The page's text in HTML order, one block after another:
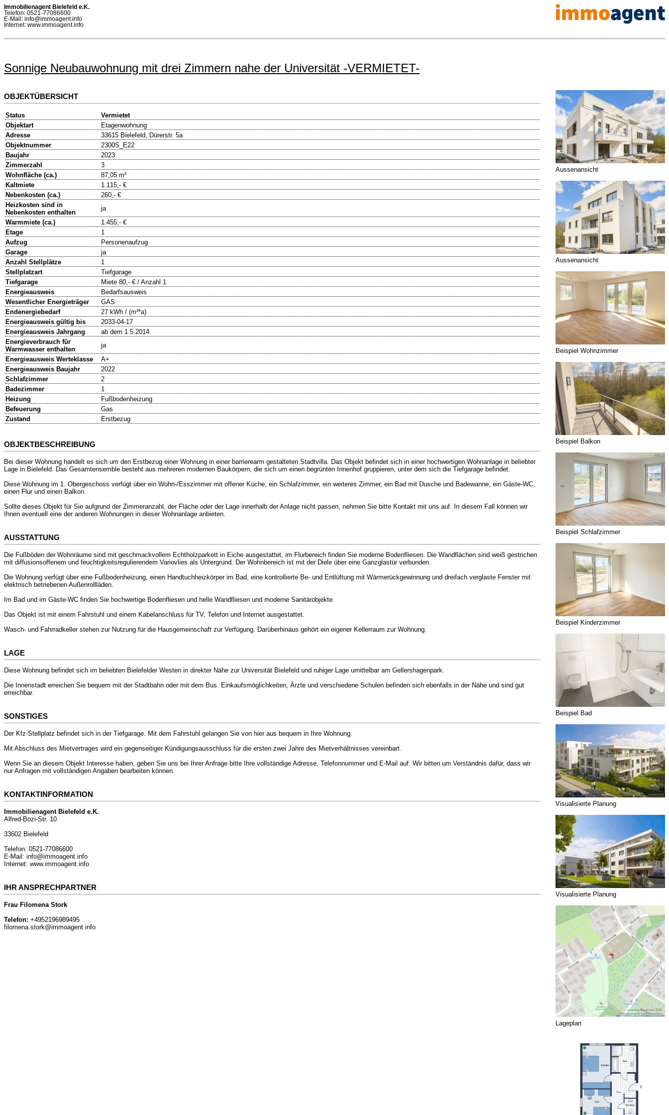
Immobilienagent Bielefeld e.K.
Telefon: 0521-77086600
E-Mail: info@immoagent.info
Internet: www.immoagent.info
Sonnige Neubauwohnung mit drei Zimmern nahe der Universität -VERMIETET-
OBJEKTÜBERSICHT
Status
Vermietet
Objektart
Etagenwohnung
Adresse
33615 Bielefeld, Dürerstr. 5a
Objektnummer
2300S_E22
Baujahr
2023
Zimmerzahl
3
Wohnfläche (ca.)
87,05 m²
Kaltmiete
1.115,- €
Nebenkosten (ca.)
260,- €
Heizkosten sind in
Nebenkosten enthalten
ja
Warmmiete (ca.)
1.455,- €
Etage
1
Aufzug
Personenaufzug
Garage
ja
Anzahl Stellplätze
1
Stellplatzart
Tiefgarage
Tiefgarage
Miete 80,- € / Anzahl 1
Energieausweis
Bedarfsausweis
Wesentlicher Energieträger
GAS
Endenergiebedarf
27 kWh / (m²*a)
Energieausweis gültig bis
2033-04-17
Energieausweis Jahrgang
ab dem 1.5.2014
Energieverbrauch für
Warmwasser enthalten
ja
Energieausweis Werteklasse
A+
Energieausweis Baujahr
2022
Schlafzimmer
2
Badezimmer
1
Heizung
Fußbodenheizung
Befeuerung
Gas
Zustand
Erstbezug
OBJEKTBESCHREIBUNG
Bei dieser Wohnung handelt es sich um den Erstbezug einer Wohnung in einer barrierearm gestalteten Stadtvilla. Das Objekt befindet sich in einer hochwertigen Wohnanlage in beliebter
Lage in Bielefeld. Das Gesamtensemble besteht aus mehreren modernen Baukörpern, die sich um einen begrünten Innenhof gruppieren, unter dem sich die Tiefgarage befindet.
Diese Wohnung im 1. Obergeschoss verfügt über ein Wohn-/Esszimmer mit offener Küche, ein Schlafzimmer, ein weiteres Zimmer, ein Bad mit Dusche und Badewanne, ein Gäste-WC,
einen Flur und einen Balkon.
Sollte dieses Objekt für Sie aufgrund der Zimmeranzahl, der Fläche oder der Lage innerhalb der Anlage nicht passen, nehmen Sie bitte Kontakt mit uns auf. In diesem Fall können wir
Ihnen eventuell eine der anderen Wohnungen in dieser Wohnanlage anbieten.
AUSSTATTUNG
Die Fußböden der Wohnräume sind mit geschmackvollem Echtholzparkett in Eiche ausgestattet, im Flurbereich finden Sie moderne Bodenfliesen. Die Wandflächen sind weiß gestrichen
mit diffusionsoffenem und feuchtigkeitsregulierendem Variovlies als Untergrund. Der Wohnbereich ist mit der Diele über eine Ganzglastür verbunden.
Die Wohnung verfügt über eine Fußbodenheizung, einen Handtuchheizkörper im Bad, eine kontrollierte Be- und Entlüftung mit Wärmerückgewinnung und dreifach verglaste Fenster mit
elektrisch betriebenen Außenrollläden.
Im Bad und im Gäste-WC finden Sie hochwertige Bodenfliesen und helle Wandfliesen und moderne Sanitärobjekte.
Das Objekt ist mit einem Fahrstuhl und einem Kabelanschluss für TV, Telefon und Internet ausgestattet.
Wasch- und Fahrradkeller stehen zur Nutzung für die Hausgemeinschaft zur Verfügung. Darüberhinaus gehört ein eigener Kellerraum zur Wohnung.
LAGE
Diese Wohnung befindet sich im beliebten Bielefelder Westen in direkter Nähe zur Universität Bielefeld und ruhiger Lage umittelbar am Gellershagenpark.
Die Innenstadt erreichen Sie bequem mit der Stadtbahn oder mit dem Bus. Einkaufsmöglichkeiten, Ärzte und verschiedene Schulen befinden sich ebenfalls in der Nähe und sind gut
erreichbar.
SONSTIGES
Der Kfz-Stellplatz befindet sich in der Tiefgarage. Mit dem Fahrstuhl gelangen Sie von hier aus bequem in Ihre Wohnung.
Mit Abschluss des Mietvertrages wird ein gegenseitiger Kündigungsausschluss für die ersten zwei Jahre des Mietverhältnisses vereinbart.
Wenn Sie an diesem Objekt Interesse haben, geben Sie uns bei Ihrer Anfrage bitte Ihre vollständige Adresse, Telefonnummer und E-Mail auf. Wir bitten um Verständnis dafür, dass wir
nur Anfragen mit vollständigen Angaben bearbeiten können.
KONTAKTINFORMATION
Immobilienagent Bielefeld e.K.
Alfred-Bozi-Str. 10
33602 Bielefeld
Telefon: 0521-77086600
E-Mail: info@immoagent.info
Internet: www.immoagent.info
IHR ANSPRECHPARTNER
Frau Filomena Stork
Telefon: +4952196989495
filomena.stork@immoagent.info
Aussenansicht
Aussenansicht
Beispiel Wohnzimmer
Beispiel Balkon
Beispiel Schlafzimmer
Beispiel Kinderzimmer
Beispiel Bad
Visualisierte Planung
Visualisierte Planung
Lageplan